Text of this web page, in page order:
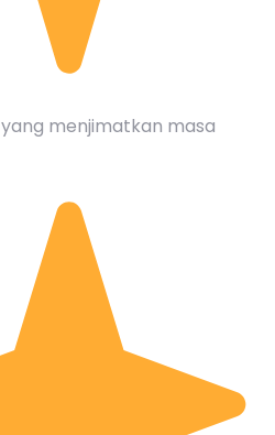
yang menjimatkan masa